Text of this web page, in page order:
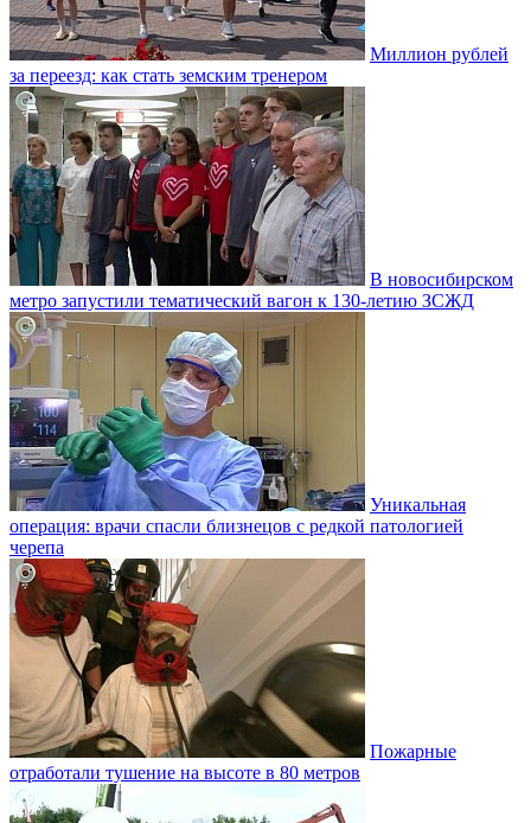
Миллион рублей
за переезд: как стать земским тренером
В новосибирском
метро запустили тематический вагон к 130-летию ЗСЖД
Уникальная
операция: врачи спасли близнецов с редкой патологией
черепа
Пожарные
отработали тушение на высоте в 80 метров